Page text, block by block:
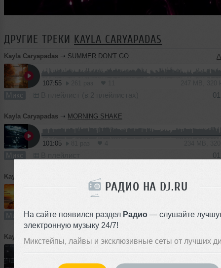
РАДИО НА DJ.RU
На сайте появился раздел Радио — слушайте
электронную музыку 24/7!
Микстейпы, лайвы и эксклюзивные сеты от лучших
ДРУГИЕ ТРЕКИ KAYLA CARYAPADAS
Kayla Caryapadas ➝ SUMMER DON'T GO
107:55
Микс
Kayla Caryapadas ➝ MORNING SHAKE
101:05
Микс
Kayla Caryapadas
Микс В плейлист
Kayla Caryapadas BLADERUNER's WALKMAN. CYBER LOVE
198 раз 173 MB,